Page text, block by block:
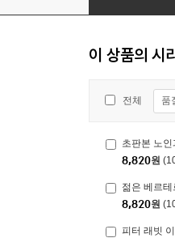
이 상품의 시
전체 품
초판본 노
8,820원
젊은 베르
8,820원
피터 래빗